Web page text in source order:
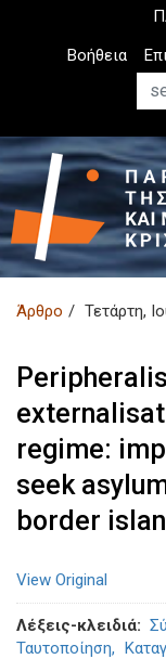
Top
Header
Βοήθεια
Άρθρο Τετάρτη,
regime:
seek
border
View Original
Λέξεις-κλειδιά
Ταυτοποίηση